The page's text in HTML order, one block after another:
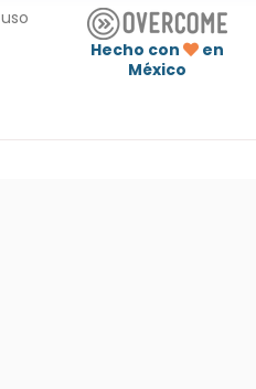
Hecho con
en
México